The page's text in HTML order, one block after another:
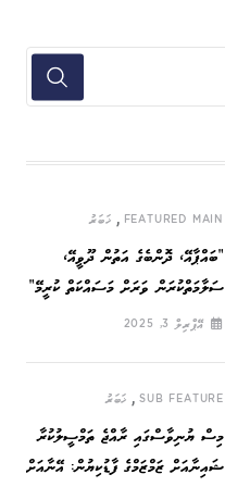
FEATURED MAIN
, ޚަބަރު
”ބައްޕާއޭ، ދޮންބެގެ އަތުން ދޫވީއޭ،
ސަލާމަތްކުރަން ވަރަށް މަސައްކަތް ކުރީމޭ“
އޭޕްރިލް 3, 2025
SUB FEATURE
, ޚަބަރު
މިސް ޔުނިވާސްގައި ރާއްޖެ ތަމްސީލުކުރާ
ޝައިނާއަށް ޒަމްޒަމްގެ ފާޑުކިޔުން: އޭނާއަށް